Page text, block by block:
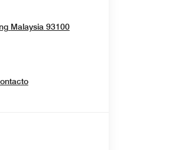
Malaysia 93100Opens In New Window